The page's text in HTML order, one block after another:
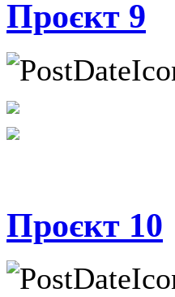
Проєкт 9
Проєкт 10